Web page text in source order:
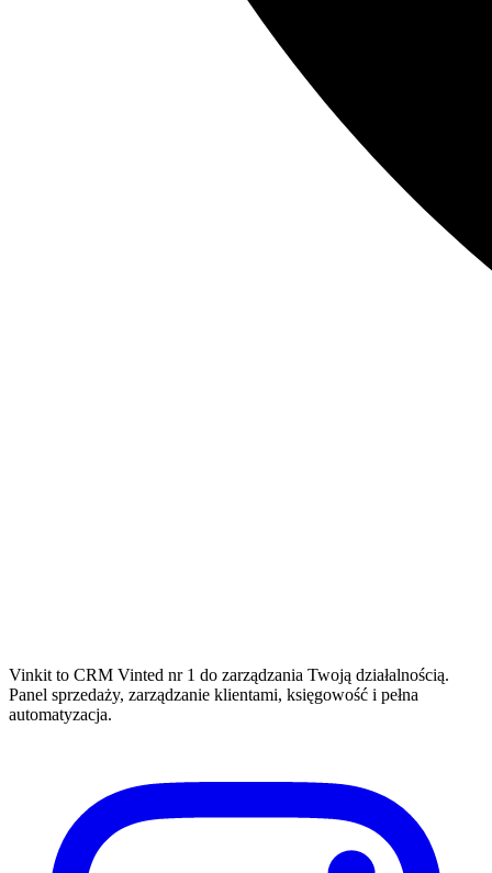
Vinkit to CRM Vinted nr 1 do zarządzania Twoją działalnością.
Panel sprzedaży, zarządzanie klientami, księgowość i pełna
automatyzacja.